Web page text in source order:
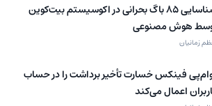
شناسایی ۸۵ باگ بحرانی در اکوسیستم بیت‌کوین
هوش مصنوعی
زمانیان
فینکس خسارت تأخیر برداشت را در حساب
اعمال می‌کند